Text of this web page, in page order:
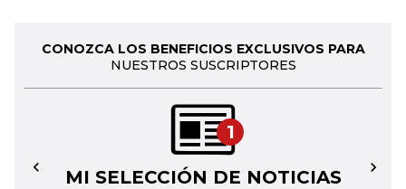
CONOZCA LOS BENEFICIOS EXCLUSIVOS PARA
NUESTROS SUSCRIPTORES
1
MI SELECCIÓN DE NOTICIAS
← →